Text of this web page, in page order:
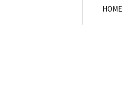
HOME